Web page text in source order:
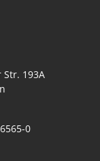
193A
0